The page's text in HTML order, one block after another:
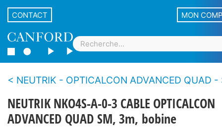
CONTACT MON
NEUTRIK - OPTICALCON ADVANCED QUAD - Système de connecteurs fibre optique renforcé
NEUTRIK NKO4S-A-0-3 CABLE OPTICALCON
ADVANCED QUAD SM, 3m, bobine